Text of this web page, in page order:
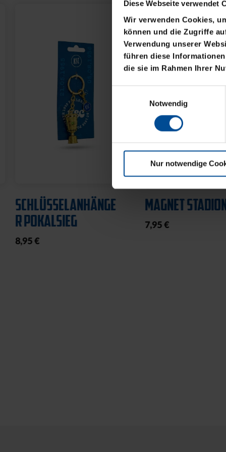
Diese Webseite verwendet
Wir verwenden Cookies,
können und die Zugriffe
Verwendung unserer
führen diese
die sie im Rahmen Ihrer
Notwendig
Nur notwendige
MAGNET STADION 3D
7,95 €
WASCHBEUTEL
KARLSRUHER SC